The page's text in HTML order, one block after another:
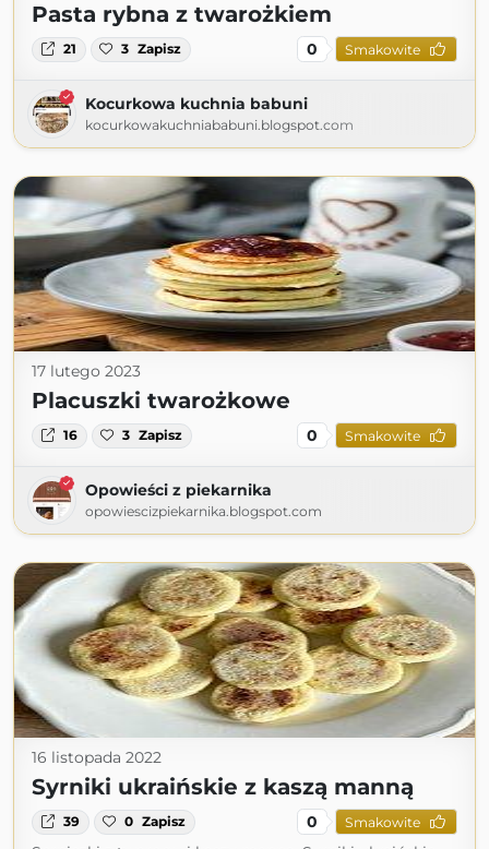
Pasta rybna z twarożkiem
21 3 Zapisz 0 Smakowite
Kocurkowa kuchnia babuni
kocurkowakuchniababuni.blogspot.com
17 lutego 2023
Placuszki twarożkowe
16 3 Zapisz 0 Smakowite
Opowieści z piekarnika
opowiescizpiekarnika.blogspot.com
16 listopada 2022
Syrniki ukraińskie z kaszą manną
39 0 Zapisz 0 Smakowite